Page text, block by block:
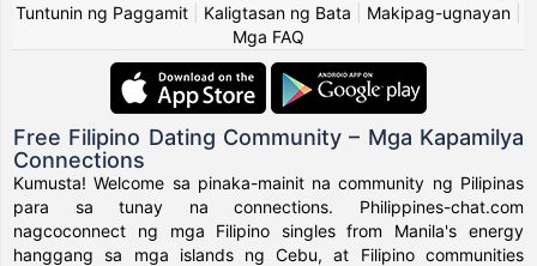
Tuntunin ng Paggamit
Kaligtasan ng Bata Makipag-ugnayan
Mga FAQ
Free Filipino Dating Community – Mga Kapamilya
Connections
Kumusta! Welcome sa pinaka-mainit na community ng Pilipinas
para sa tunay na connections. Philippines-chat.com
nagcoconnect ng mga Filipino singles from Manila's energy
hanggang sa mga islands ng Cebu, at Filipino communities